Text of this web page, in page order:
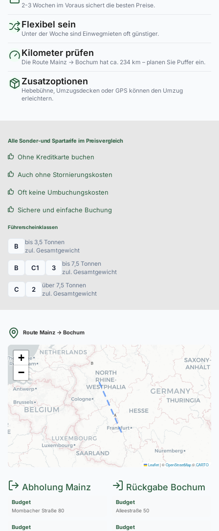
2-3 Wochen im Voraus sichert die besten Preise.
Flexibel sein
Unter der Woche sind Einwegmieten oft günstiger.
Kilometer prüfen
Die Route Mainz → Bochum hat ca. 234 km – planen Sie Puffer ein.
Zusatzoptionen
Hebebühne, Umzugsdecken oder GPS können den Umzug
erleichtern.
Alle Sonder-und Spartarife im Preisvergleich
Ohne Kreditkarte buchen
Auch ohne Stornierungskosten
Oft keine Umbuchungskosten
Sichere und einfache Buchung
Führerscheinklassen
B
bis 3,5 Tonnen
zul. Gesamtgewicht
B C1 3
bis 7,5 Tonnen
zul. Gesamtgewicht
C 2
über 7,5 Tonnen
zul. Gesamtgewicht
Route Mainz → Bochum
A
B
+
−
Leaflet|©OpenStreetMap©CARTO
Abholung Mainz
Budget
Mombacher Straße 80
Budget
Rückgabe Bochum
Budget
Alleestraße 50
Budget